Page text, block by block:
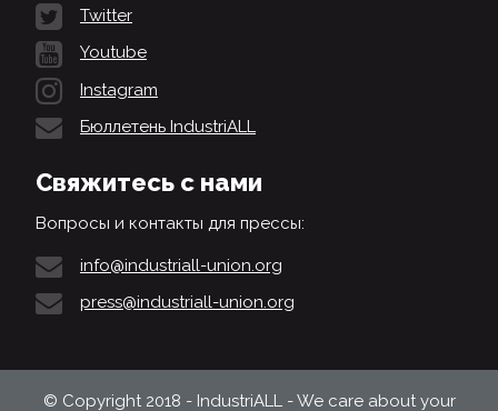
Twitter
Youtube
Instagram
Бюллетень IndustriALL
Свяжитесь с нами
Вопросы и контакты для прессы:
info@industriall-union.org
press@industriall-union.org
© Copyright 2018 - IndustriALL - We care about your